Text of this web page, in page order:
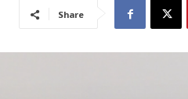
Share